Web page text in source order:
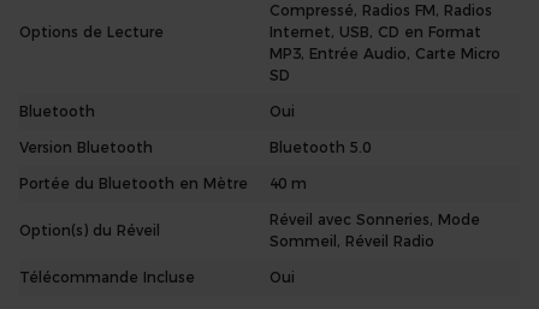
La radio portable Audizio Naples est fournie avec une
télécommande permettant le réglage de la radio à distance.
Marron
Caractéristiques
Système musical complet avec :
* Radio (DAB+ / internet / FM)
* Bluetooth 5.0
2 haut-parleurs puissants pour une lecture stéréo
Options de Lecture
Compressé, Radios FM, Radios
Internet, USB, CD en Format
MP3, Entrée Audio, Carte Micro
SD
Bluetooth
Oui
Version Bluetooth
Bluetooth 5.0
Portée du Bluetooth en Mètre
40 m
Option(s) du Réveil
Réveil avec Sonneries, Mode
Sommeil, Réveil Radio
Télécommande Incluse
Oui